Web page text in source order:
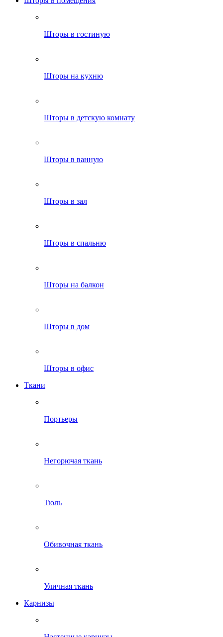
Шторы в гостиную
Шторы на кухню
Шторы в детскую комнату
Шторы в ванную
Шторы в зал
Шторы в спальню
Шторы на балкон
Шторы в дом
Шторы в офис
Ткани
Портьеры
Негорючая ткань
Тюль
Обивочная ткань
Уличная ткань
Карнизы